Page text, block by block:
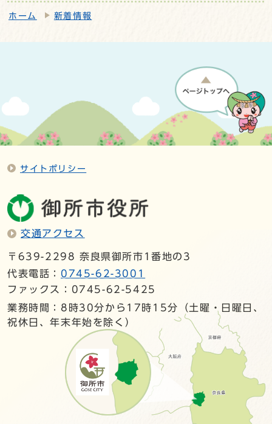
ホーム 新着情報
サイトポリシー
交通アクセス
〒639-2298 奈良県御所市1番地の3
代表電話： 0745-62-3001
ファックス：0745-62-5425
業務時間：8時30分から17時15分（土曜・日曜日、
祝休日、年末年始を除く）